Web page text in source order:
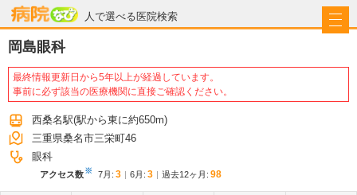
人で選べる医院検索
病院なび
岡島眼科
最終情報更新日から5年以上が経過しています。
事前に必ず該当の医療機関に直接ご確認ください。
西桑名駅(駅から東に約650m)
三重県桑名市三栄町46
眼科
アクセス数※ 7月 : 3 6月 : 3 過去12ヶ月: 98